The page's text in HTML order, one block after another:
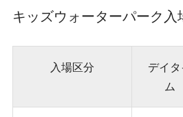
キッズウォーターパーク入
入場区分
デイタ
ム